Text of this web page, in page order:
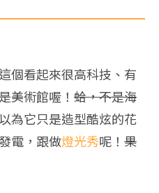
個看起來很高科技、有
美術館喔！ 蛤，不是海
為它只是造型酷炫的花
電，跟做燈光秀呢！ 果